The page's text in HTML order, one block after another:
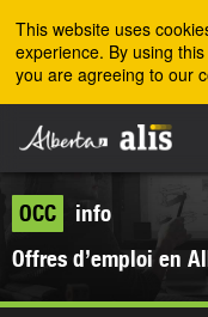
This website uses
experience. By using
you are agreeing to our
OCC
info
Offres d’emploi en